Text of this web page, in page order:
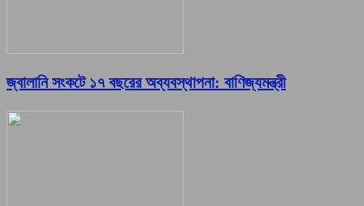
জ্বালানি সংকটে ১৭ বছরের অব্যবস্থাপনা: বাণিজ্যমন্ত্রী